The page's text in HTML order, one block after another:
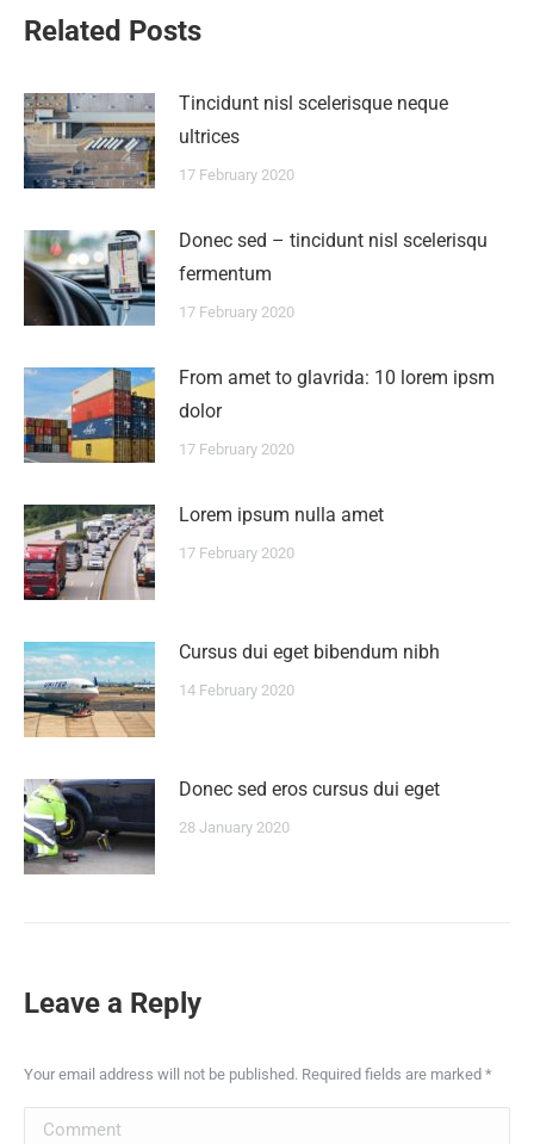
Related Posts
Tincidunt nisl scelerisque neque
ultrices
17 February 2020
Donec sed – tincidunt nisl scelerisqu
fermentum
17 February 2020
From amet to glavrida: 10 lorem ipsm
dolor
17 February 2020
Lorem ipsum nulla amet
17 February 2020
Сursus dui eget bibendum nibh
14 February 2020
Donec sed eros cursus dui eget
28 January 2020
Leave a Reply
Your email address will not be published. Required fields are marked *
Comment